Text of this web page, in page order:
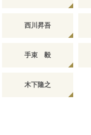
西川昇吾
手束 毅
木下隆之